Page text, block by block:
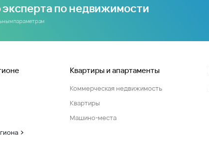
по недвижимости
параметрам
Квартиры и апартаменты
Коммерческая недвижимость
Квартиры
Машино-места